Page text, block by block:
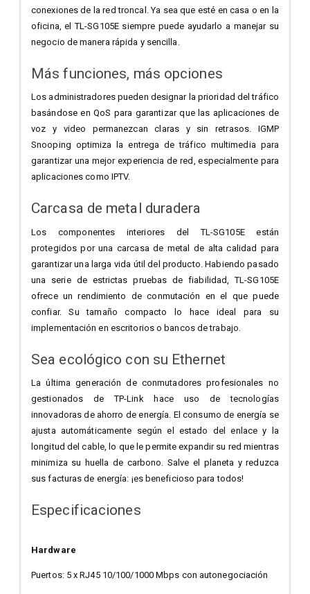
conexiones de la red troncal. Ya sea que esté en casa o en la
oficina, el TL-SG105E siempre puede ayudarlo a manejar su
negocio de manera rápida y sencilla.
Más funciones, más opciones
Los administradores pueden designar la prioridad del tráfico
basándose en QoS para garantizar que las aplicaciones de
voz y video permanezcan claras y sin retrasos. IGMP
Snooping optimiza la entrega de tráfico multimedia para
garantizar una mejor experiencia de red, especialmente para
aplicaciones como IPTV.
Carcasa de metal duradera
Los componentes interiores del TL-SG105E están
protegidos por una carcasa de metal de alta calidad para
garantizar una larga vida útil del producto. Habiendo pasado
una serie de estrictas pruebas de fiabilidad, TL-SG105E
ofrece un rendimiento de conmutación en el que puede
confiar. Su tamaño compacto lo hace ideal para su
implementación en escritorios o bancos de trabajo.
Sea ecológico con su Ethernet
La última generación de conmutadores profesionales no
gestionados de TP-Link hace uso de tecnologías
innovadoras de ahorro de energía. El consumo de energía se
ajusta automáticamente según el estado del enlace y la
longitud del cable, lo que le permite expandir su red mientras
minimiza su huella de carbono. Salve el planeta y reduzca
sus facturas de energía: ¡es beneficioso para todos!
Especificaciones
Hardware
Puertos: 5 x RJ45 10/100/1000 Mbps con autonegociación